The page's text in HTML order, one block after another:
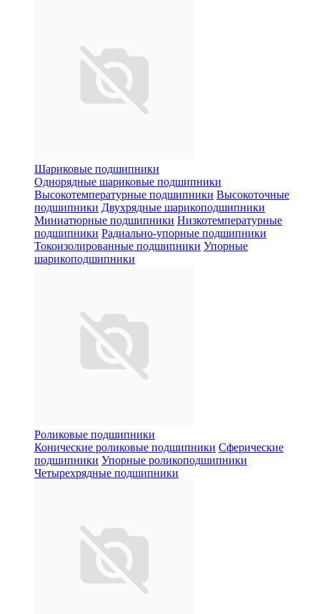
Шариковые подшипники
Однорядные шариковые подшипники
Высокотемпературные подшипники Высокоточные
подшипники Двухрядные шарикоподшипники
Миниатюрные подшипники Низкотемпературные
подшипники Радиально-упорные подшипники
Токоизолированные подшипники Упорные
шарикоподшипники
Роликовые подшипники
Конические роликовые подшипники Сферические
подшипники Упорные роликоподшипники
Четырехрядные подшипники